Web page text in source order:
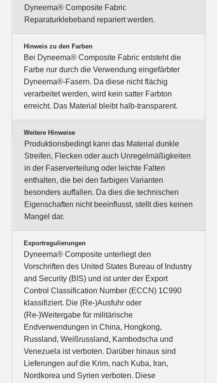
Dyneema® Composite Fabric
Reparaturklebeband repariert werden.
Hinweis zu den Farben
Bei Dyneema® Composite Fabric entsteht die
Farbe nur durch die Verwendung eingefärbter
Dyneema®-Fasern. Da diese nicht flächig
verarbeitet werden, wird kein satter Farbton
erreicht. Das Material bleibt halb-transparent.
Weitere Hinweise
Produktionsbedingt kann das Material dunkle
Streifen, Flecken oder auch Unregelmäßigkeiten
in der Faserverteilung oder leichte Falten
enthalten, die bei den farbigen Varianten
besonders auffallen. Da dies die technischen
Eigenschaften nicht beeinflusst, stellt dies keinen
Mangel dar.
Exportregulierungen
Dyneema® Composite unterliegt den
Vorschriften des United States Bureau of Industry
and Security (BIS) und ist unter der Export
Control Classification Number (ECCN) 1C990
klassifiziert. Die (Re-)Ausfuhr oder
(Re-)Weitergabe für militärische
Endverwendungen in China, Hongkong,
Russland, Weißrussland, Kambodscha und
Venezuela ist verboten. Darüber hinaus sind
Lieferungen auf die Krim, nach Kuba, Iran,
Nordkorea und Syrien verboten. Diese